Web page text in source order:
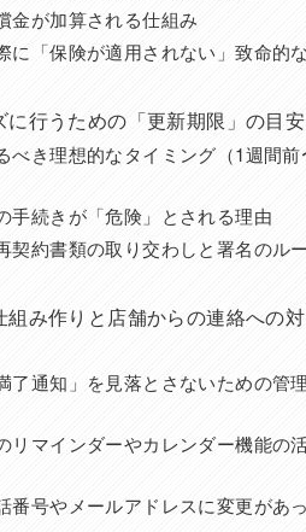
金が加算される仕組み
に「保険が適用されない」致命的
に行うための「更新期限」の目安
べき理想的なタイミング（1週間前
手続きが「危険」とされる理由
契約書類の取り交わしと署名のル
組み作りと店舗からの連絡への対
了通知」を見落とさないための管
リマインダーやカレンダー機能の
番号やメールアドレスに変更があ